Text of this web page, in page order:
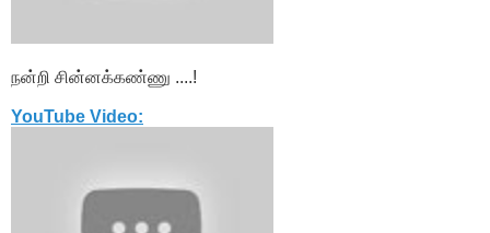
நன்றி சின்னக்கண்ணு ....!
YouTube Video: